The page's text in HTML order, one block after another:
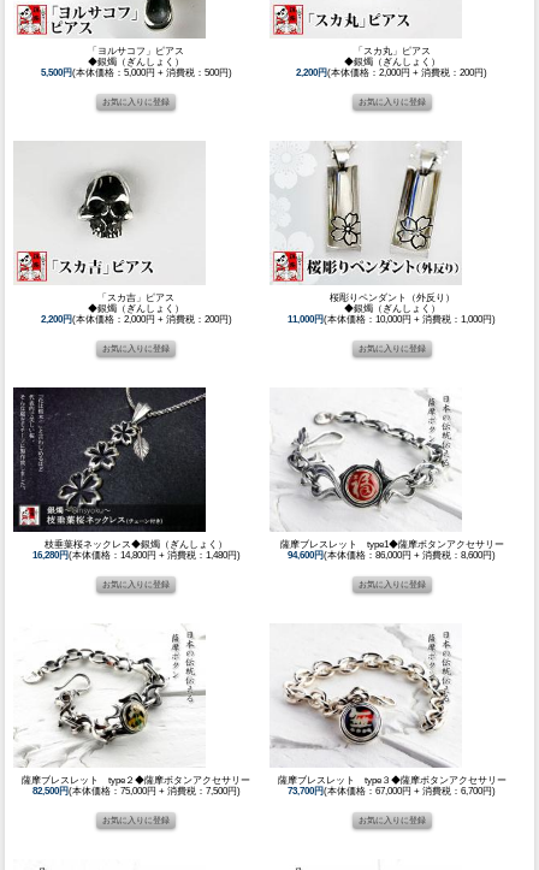
「ヨルサコフ」ピアス
◆銀燭（ぎんしょく）
5,500円(本体価格：5,000円 + 消費税：500円)
「スカ丸」ピアス
◆銀燭（ぎんしょく）
2,200円(本体価格：2,000円 + 消費税：200円)
「スカ吉」ピアス
◆銀燭（ぎんしょく）
2,200円(本体価格：2,000円 + 消費税：200円)
桜彫りペンダント（外反り）
◆銀燭（ぎんしょく）
11,000円(本体価格：10,000円 + 消費税：1,000円)
枝垂葉桜ネックレス◆銀燭（ぎんしょく）
16,280円(本体価格：14,800円 + 消費税：1,480円)
薩摩ブレスレット type1◆薩摩ボタンアクセサリー
94,600円(本体価格：86,000円 + 消費税：8,600円)
薩摩ブレスレット type２◆薩摩ボタンアクセサリー
82,500円(本体価格：75,000円 + 消費税：7,500円)
薩摩ブレスレット type３◆薩摩ボタンアクセサリー
73,700円(本体価格：67,000円 + 消費税：6,700円)